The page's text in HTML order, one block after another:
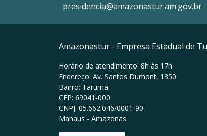
presidencia@amazonastur.am.gov.br
Amazonastur - Empresa Estadual de
Horário de atendimento: 8h às 17h
Endereço: Av. Santos Dumont, 1350
Bairro: Tarumã
CEP: 69041-000
CNPJ: 05.662.046/0001-90
Manaus - Amazonas